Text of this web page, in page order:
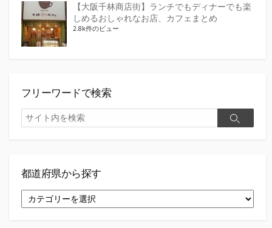
【大阪千林商店街】ランチでもディナーでも楽
しめるおしゃれなお店、カフェまとめ
2.8k件のビュー
フリーワードで検索
検
索
検
都道府県から探す
道